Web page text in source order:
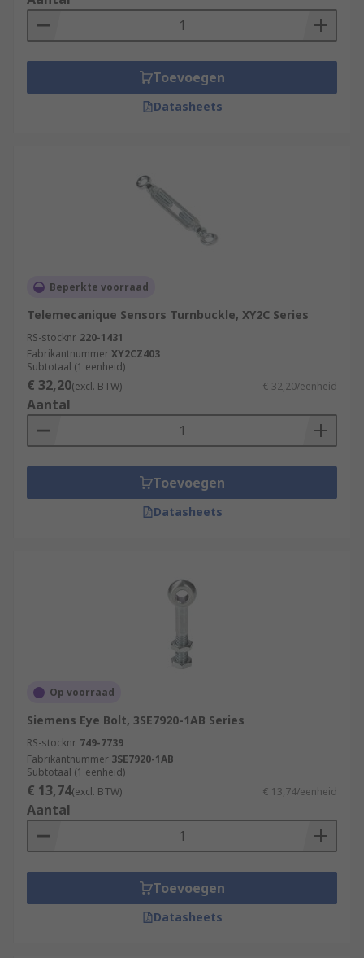
Toevoegen
Datasheets
Beperkte voorraad
Telemecanique Sensors Turnbuckle, XY2C Series
RS-stocknr. 220-1431
FabrikantnummerXY2CZ403
Subtotaal (1 eenheid)
€ 32,20(excl. BTW) € 32,20/eenheid
Aantal
Toevoegen
Datasheets
Op voorraad
Siemens Eye Bolt, 3SE7920-1AB Series
RS-stocknr. 749-7739
Fabrikantnummer 3SE7920-1AB
Subtotaal (1 eenheid)
€ 13,74(excl. BTW) € 13,74/eenheid
Aantal
Toevoegen
Datasheets